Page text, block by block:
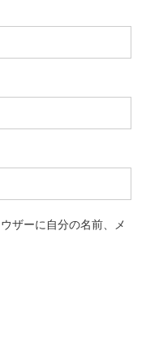
ザーに自分の名前、メ